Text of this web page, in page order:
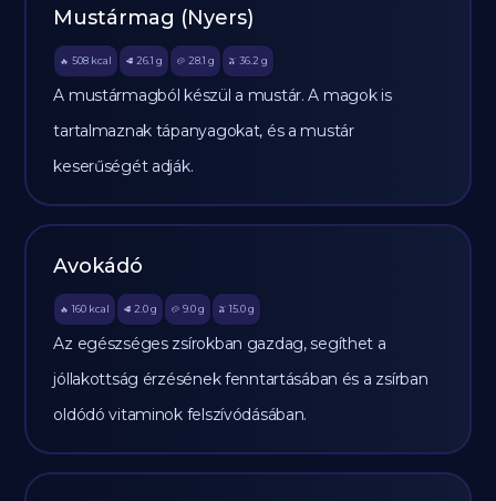
Mustármag (Nyers)
🔥 508 kcal 🥩 26.1 g 🥔 28.1 g 🫒 36.2 g
A mustármagból készül a mustár. A magok is
tartalmaznak tápanyagokat, és a mustár
keserűségét adják.
Avokádó
🔥 160 kcal 🥩 2.0 g 🥔 9.0g 🫒 15.0 g
Az egészséges zsírokban gazdag, segíthet a
jóllakottság érzésének fenntartásában és a zsírban
oldódó vitaminok felszívódásában.